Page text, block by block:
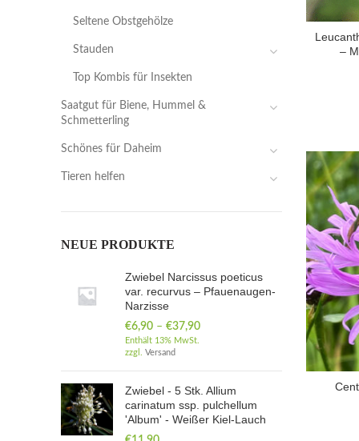
–
Seltene Obstgehölze
Stauden
Top Kombis für Insekten
Saatgut für Biene, Hummel &
Schmetterling
Schönes für Daheim
Tieren helfen
NEUE PRODUKTE
Zwiebel Narcissus poeticus
var. recurvus – Pfauenaugen-
Narzisse
€6,90 – €37,90
Enthält 13% MwSt.
zzgl. Versand
Zwiebel - 5 Stk. Allium
carinatum ssp. pulchellum
'Album' - Weißer Kiel-Lauch